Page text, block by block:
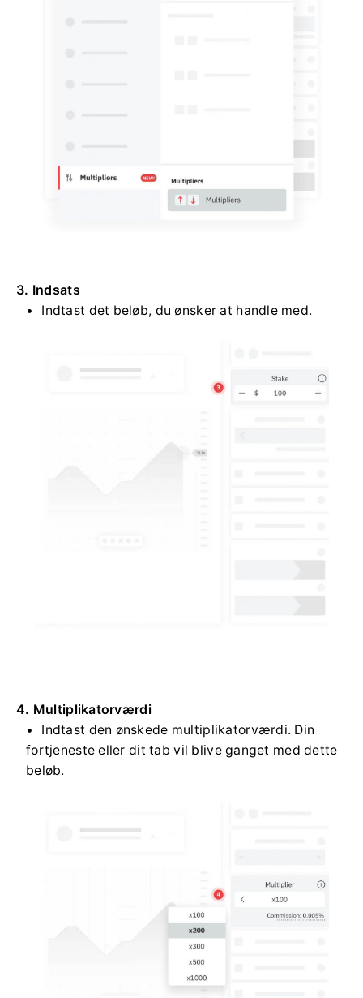
3. Indsats
Indtast det beløb, du ønsker at handle med.
4. Multiplikatorværdi
Indtast den ønskede multiplikatorværdi. Din
fortjeneste eller dit tab vil blive ganget med dette
beløb.